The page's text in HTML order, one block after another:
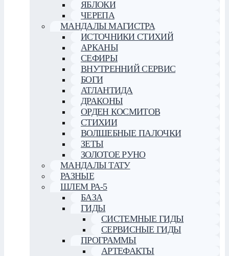
ЯБЛОКИ
ЧЕРЕПА
МАНДАЛЫ МАГИСТРА
ИСТОЧНИКИ СТИХИЙ
АРКАНЫ
СЕФИРЫ
ВНУТРЕННИЙ СЕРВИС
БОГИ
АТЛАНТИДА
ДРАКОНЫ
ОРДЕН КОСМИТОВ
СТИХИИ
ВОЛШЕБНЫЕ ПАЛОЧКИ
ЗЕТЫ
ЗОЛОТОЕ РУНО
МАНДАЛЫ ТАТУ
РАЗНЫЕ
ШЛЕМ РА-5
БАЗА
ГИДЫ
СИСТЕМНЫЕ ГИДЫ
СЕРВИСНЫЕ ГИДЫ
ПРОГРАММЫ
АРТЕФАКТЫ